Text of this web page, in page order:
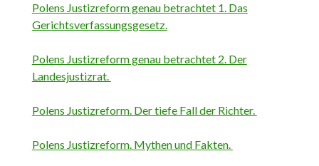
Polens Justizreform genau betrachtet 1. Das
Gerichtsverfassungsgesetz.
Polens Justizreform genau betrachtet 2. Der
Landesjustizrat.
Polens Justizreform. Der tiefe Fall der Richter.
Polens Justizreform. Mythen und Fakten.